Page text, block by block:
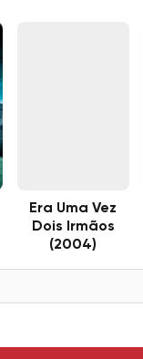
Era Uma Vez
Dois Irmãos
(2004)